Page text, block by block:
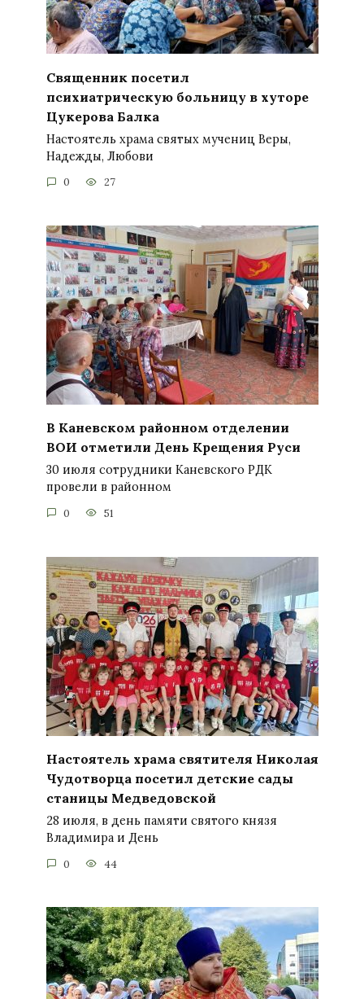
Священник посетил
психиатрическую больницу в хуторе
Цукерова Балка
Настоятель храма святых мучениц Веры,
Надежды, Любови
0 27
В Каневском районном отделении
ВОИ отметили День Крещения Руси
30 июля сотрудники Каневского РДК
провели в районном
0 51
Настоятель храма святителя Николая
Чудотворца посетил детские сады
станицы Медведовской
28 июля, в день памяти святого князя
Владимира и День
0 44